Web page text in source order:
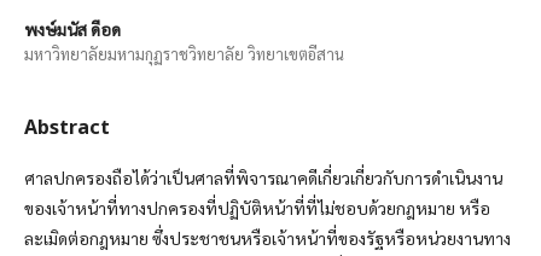
พงษ์มนัส ดีอด
มหาวิทยาลัยมหามกุฏราชวิทยาลัย วิทยาเขตอีสาน
Abstract
ศาลปกครองถือได้ว่าเป็นศาลที่พิจารณาคดีเกี่ยวเกี่ยวกับการดำเนินงาน
ของเจ้าหน้าที่ทางปกครองที่ปฏิบัติหน้าที่ที่ไม่ชอบด้วยกฎหมาย หรือ
ละเมิดต่อกฎหมาย ซึ่งประชาชนหรือเจ้าหน้าที่ของรัฐหรือหน่วยงานทาง